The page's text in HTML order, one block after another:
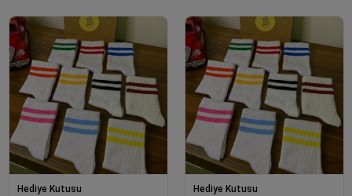
Hediye Kutusu
Hediye Kutusu